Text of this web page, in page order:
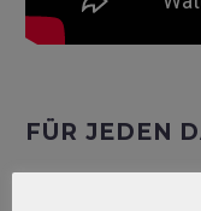
FÜR JEDEN